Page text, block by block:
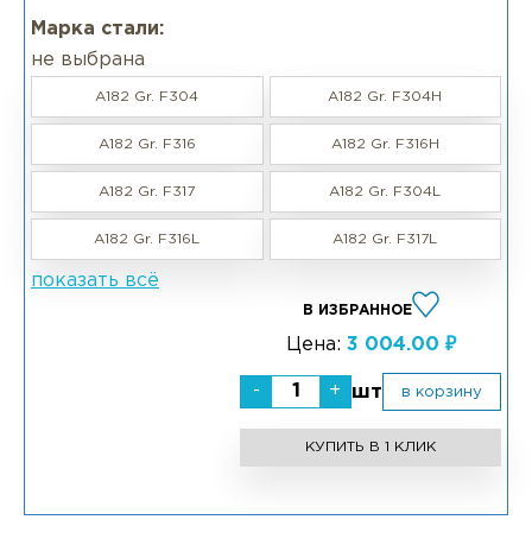
Марка стали:
не выбрана
A182 Gr. F304 A182 Gr. F304H
A182 Gr. F316 A182 Gr. F316H
A182 Gr. F317 A182 Gr. F304L
A182 Gr. F316L A182 Gr. F317L
показать всё
В ИЗБРАННОЕ
Цена: 3 004.00 ₽
- + шт в корзину
КУПИТЬ В 1 КЛИК